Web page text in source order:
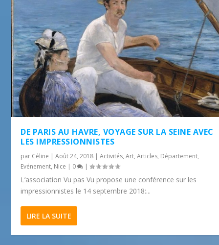
DE PARIS AU HAVRE, VOYAGE SUR LA SEINE AVEC
LES IMPRESSIONNISTES
par Céline |Août 24, 2018 |Activités,Art,Articles, Département,
Evénement, Nice | 0 |
L’association Vu pas Vu propose une conférence sur les
impressionnistes le 14 septembre 2018:...
LIRE LA SUITE